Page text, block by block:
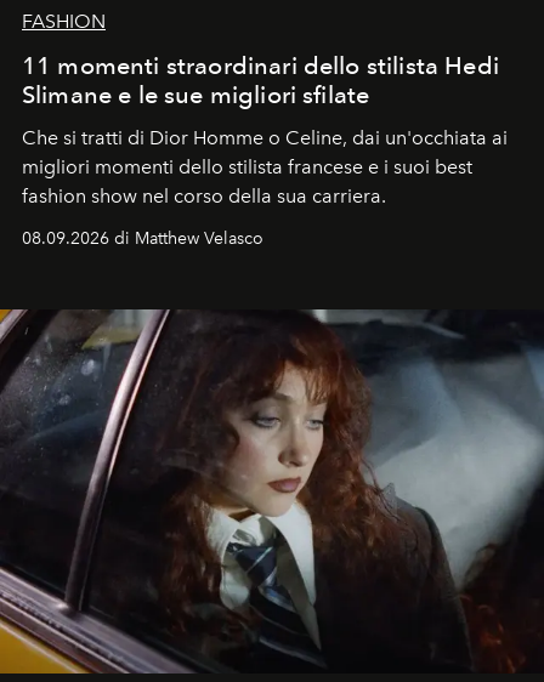
FASHION
11 momenti straordinari dello stilista Hedi
Slimane e le sue migliori sfilate
Che si tratti di Dior Homme o Celine, dai un'occhiata ai
migliori momenti dello stilista francese e i suoi best
fashion show nel corso della sua carriera.
08.09.2026 di Matthew Velasco